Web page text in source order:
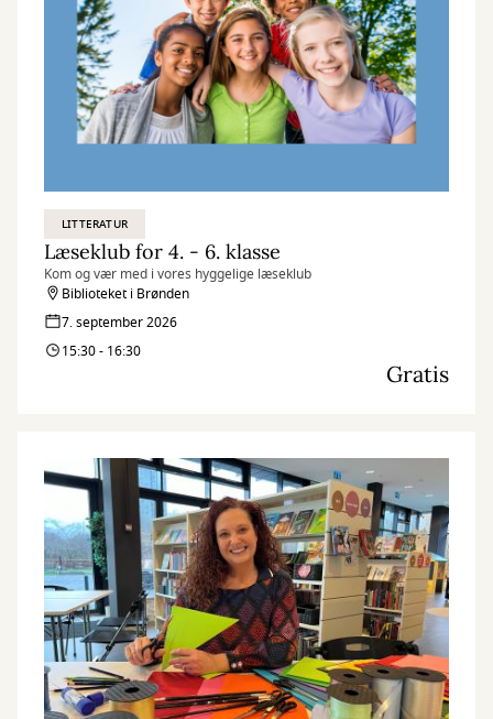
LITTERATUR
Læseklub for 4. - 6. klasse
Kom og vær med i vores hyggelige læseklub
Biblioteket i Brønden
7. september 2026
15:30 - 16:30
Gratis